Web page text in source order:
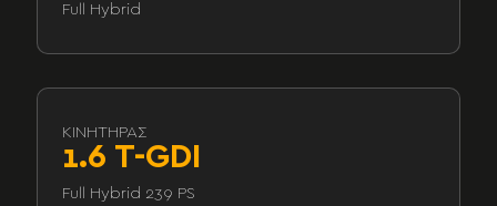
Full Hybrid
ΚΙΝΗΤΉΡΑΣ
1.6 T-GDI
Full Hybrid 239 PS